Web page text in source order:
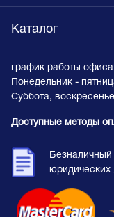
Каталог
график работы
Понедельник -
Суббота,
Доступные методы
Безналичный
юридических